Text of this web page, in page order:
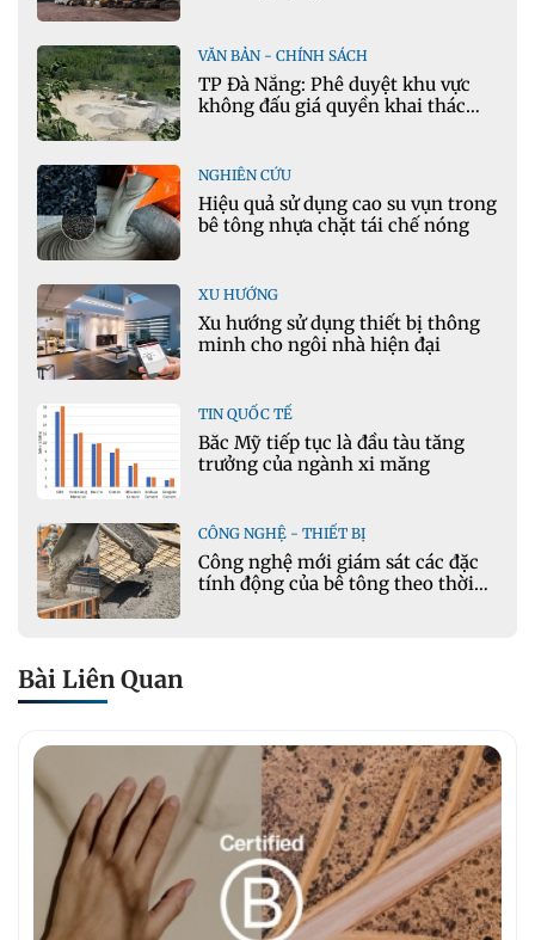
VĂN BẢN - CHÍNH SÁCH
TP Đà Nẵng: Phê duyệt khu vực
không đấu giá quyền khai thác
NGHIÊN CỨU
Hiệu quả sử dụng cao su vụn trong
bê tông nhựa chặt tái chế nóng
XU HƯỚNG
Xu hướng sử dụng thiết bị thông
minh cho ngôi nhà hiện đại
TIN QUỐC TẾ
Bắc Mỹ tiếp tục là đầu tàu tăng
trưởng của ngành xi măng
CÔNG NGHỆ - THIẾT BỊ
Công nghệ mới giám sát các đặc
tính động của bê tông theo thời
Bài Liên Quan